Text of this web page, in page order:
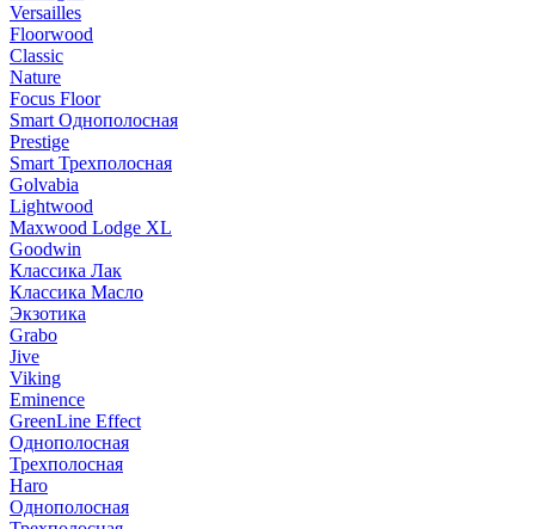
Versailles
Floorwood
Classic
Nature
Focus Floor
Smart Однополосная
Prestige
Smart Трехполосная
Golvabia
Lightwood
Maxwood Lodge XL
Goodwin
Классика Лак
Классика Масло
Экзотика
Grabo
Jive
Viking
Eminence
GreenLine Effect
Однополосная
Трехполосная
Haro
Однополосная